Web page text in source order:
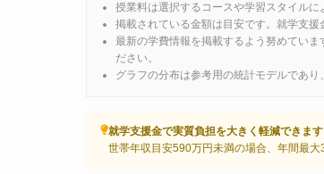
授業料は選択するコースや学習スタイルに
掲載されている金額は目安です。就学支援
最新の学費情報を掲載するよう努めてい
ださい。
グラフの分布は参考用の統計モデルであり
就学支援金で実質負担を大きく軽減できます
世帯年収目安590万円未満の場合、年間最大